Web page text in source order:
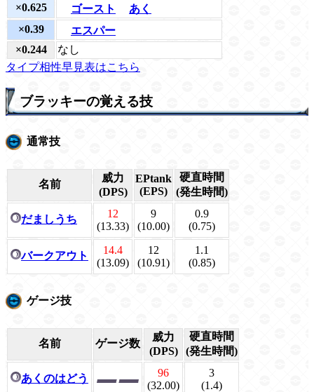
×0.625
ゴースト
あく
×0.39
エスパー
×0.244
なし
タイプ相性早見表はこちら
ブラッキーの覚える技
通常技
名前
威力
(DPS)
EPtank
(EPS)
硬直時間
(発生時間)
だましうち
12
(13.33)
9
(10.00)
0.9
(0.75)
バークアウト
14.4
(13.09)
12
(10.91)
1.1
(0.85)
ゲージ技
名前 ゲージ数
威力
(DPS)
硬直時間
(発生時間)
あくのはどう
96
(32.00)
3
(1.4)